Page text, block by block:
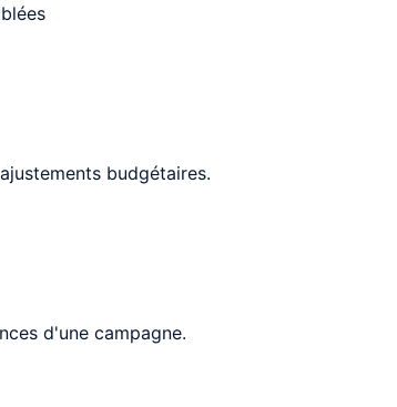
budgétaires.
d'une campagne.